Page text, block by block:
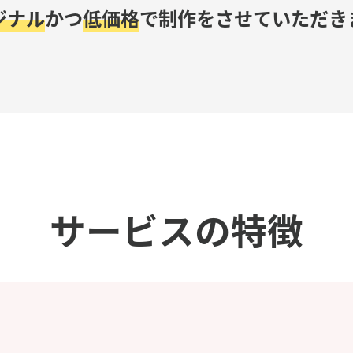
ナルかつ低価格で制作をさせていただき
サービスの特徴